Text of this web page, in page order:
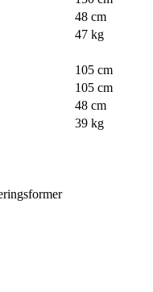
48 cm
47 kg
105 cm
105 cm
48 cm
39 kg